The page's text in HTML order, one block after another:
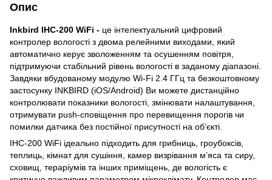
Опис
Inkbird IHC-200 WiFi - це інтелектуальний цифровий
контролер вологості з двома релейними виходами, який
автоматично керує зволоженням та осушенням повітря,
підтримуючи стабільний рівень вологості в заданому діапазоні.
Завдяки вбудованому модулю Wi‑Fi 2.4 ГГц та безкоштовному
застосунку INKBIRD (iOS/Android) Ви можете дистанційно
контролювати показники вологості, змінювати налаштування,
отримувати push‑сповіщення про перевищення порогів чи
помилки датчика без постійної присутності на об’єкті.
IHC-200 WiFi ідеально підходить для грибниць, гроубоксів,
теплиць, кімнат для сушіння, камер визрівання м’яса та сиру,
сховищ, тераріумів та інших приміщень, де вологість є